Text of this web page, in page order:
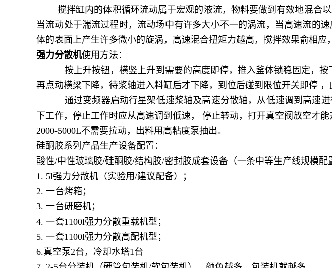
搅拌缸内的体积循环流动属于宏观的液流，物料要做到有效地混合
当流动处于湍流过程时，流动场中有许多大小不一的涡流，当高速流的
体的表面上产生许多微小的旋涡，高速混合扭矩力越高，搅拌效果俞相应
强力分散机使用方法：
按上升按钮，横竖上升到需要的高度即停，推入釜体锁稳固定，
再点动横梁下降，待浆轴进入料缸后才下降，到位后碰到限位开关即停
通过变频器启动行星架低速浆轴及高速分散轴，从低速调到高速
下工作，停止工作时应从高速调到低速， 停止转动，打开真空阀放空才
2000-5000L不需要拉动，出料用高粘度泵抽出。
硅酮胶系列产品生产设备配置：
酸性/中性玻璃胶/硅酮胶/结构胶/密封胶成套设备（一条中等生产线规模配
1. 5l强力分散机（实验用/建议配备）；
2. 一台烤箱；
3. 一台研磨机；
4. 一套1100l强力分散重载机型 ；
5. 一套1100l强力分散高配机型 ；
6.真空泵2台，冷却水塔1台